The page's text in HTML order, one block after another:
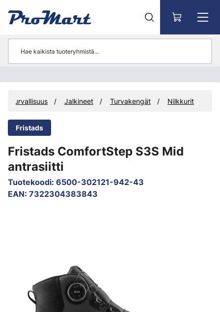
Jalkineet Turvakengät Nilkkurit
Fristads
Fristads ComfortStep S3S Mid
antrasiitti
Tuotekoodi: 6500-302121-942-43
EAN: 7322304383843